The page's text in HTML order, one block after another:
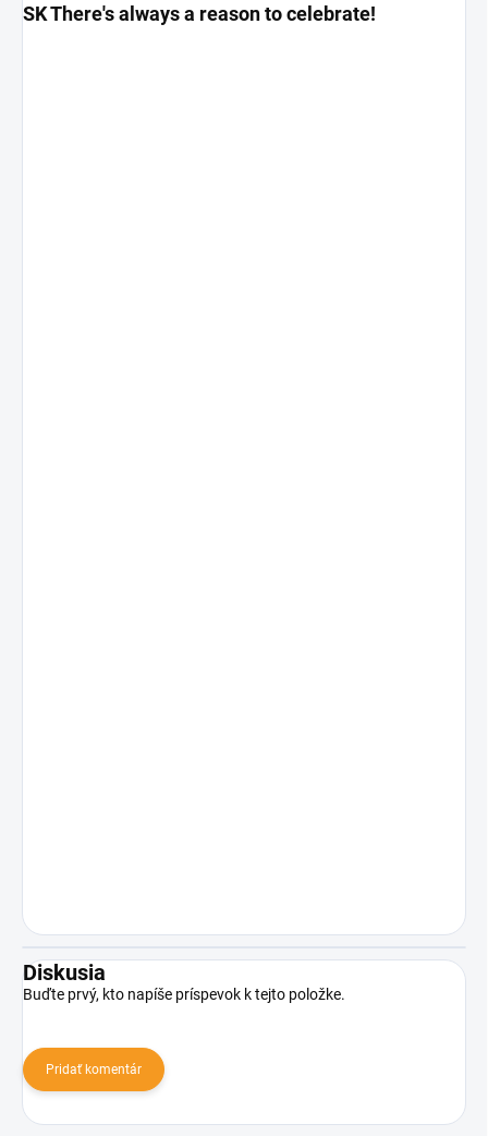
SK There's always a reason to celebrate!
Diskusia
Buďte prvý, kto napíše príspevok k tejto položke.
Pridať komentár